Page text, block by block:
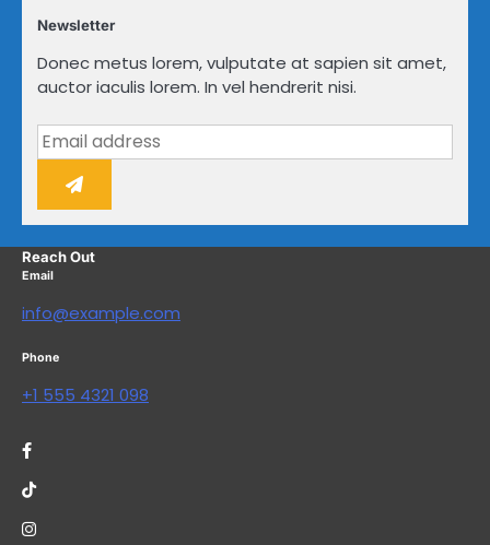
Newsletter
Donec metus lorem, vulputate at sapien sit amet,
auctor iaculis lorem. In vel hendrerit nisi.
Reach Out
Email
info@example.com
Phone
+1 555 4321 098